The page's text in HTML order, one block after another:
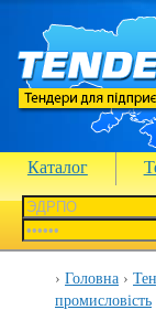
Каталог
Головна
промисловість